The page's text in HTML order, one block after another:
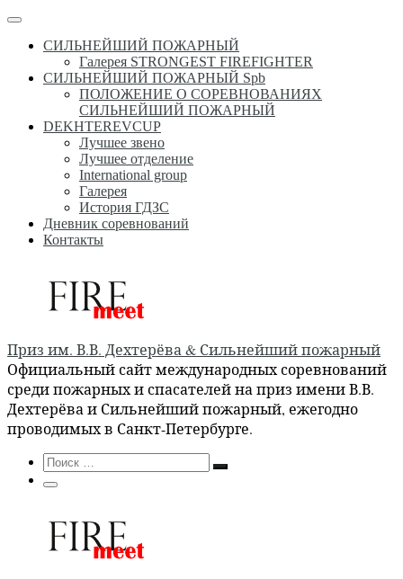
Перейти
содержимому
Меню
СИЛЬНЕЙШИЙ ПОЖАРНЫЙ
Галерея STRONGEST FIREFIGHTER
СИЛЬНЕЙШИЙ ПОЖАРНЫЙ Spb
ПОЛОЖЕНИЕ О СОРЕВНОВАНИЯХ
СИЛЬНЕЙШИЙ ПОЖАРНЫЙ
DEKHTEREVCUP
Лучшее звено
Лучшее отделение
International group
Галерея
История ГДЗС
Дневник соревнований
Контакты
Приз им. В.В. Дехтерёва & Сильнейший пожарный
Официальный сайт международных соревнований
среди пожарных и спасателей на приз имени В.В.
Дехтерёва и Сильнейший пожарный, ежегодно
проводимых в Санкт-Петербурге.
Search
Поиск
Поиск
Меню